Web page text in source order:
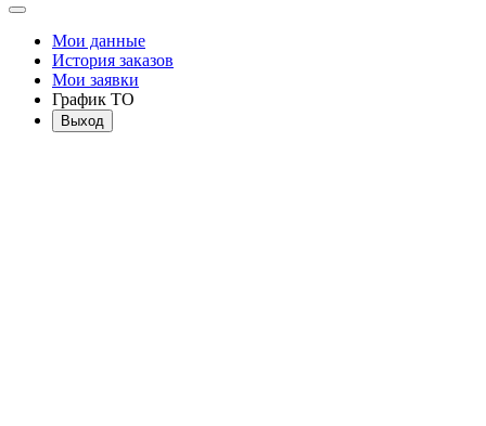
Мои данные
История заказов
Мои заявки
График ТО
Выход